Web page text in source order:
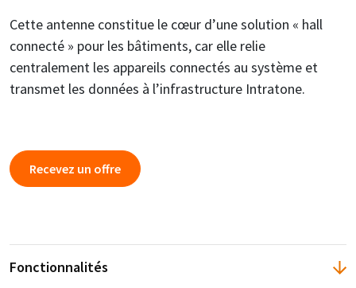
Cette antenne constitue le cœur d’une solution « hall
connecté » pour les bâtiments, car elle relie
centralement les appareils connectés au système et
transmet les données à l’infrastructure Intratone.
Recevez un offre
Fonctionnalités